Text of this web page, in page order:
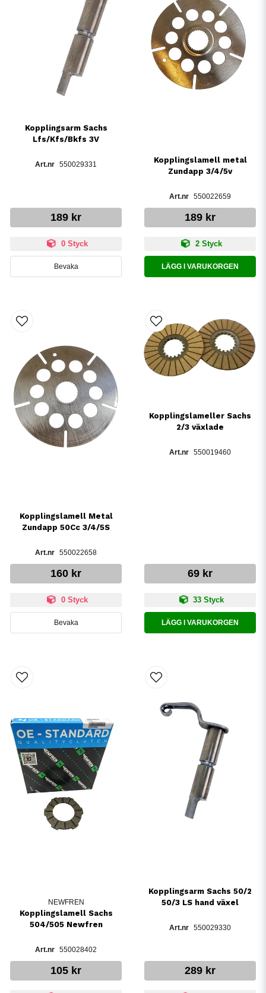
Kopplingsarm Sachs
Lfs/Kfs/Bkfs 3V
550029331
189 kr
0 Styck
Bevaka
Kopplingslamell metal
Zundapp 3/4/5v
550022659
189 kr
2 Styck
LÄGG I VARUKORGEN
Kopplingslamell Metal
Zundapp 50Cc 3/4/5S
550022658
160 kr
0 Styck
Bevaka
Kopplingslameller Sachs
2/3 växlade
550019460
69 kr
33 Styck
LÄGG I VARUKORGEN
NEWFREN
Kopplingslamell Sachs
504/505 Newfren
550028402
105 kr
Kopplingsarm Sachs 50/2
50/3 LS hand växel
550029330
289 kr